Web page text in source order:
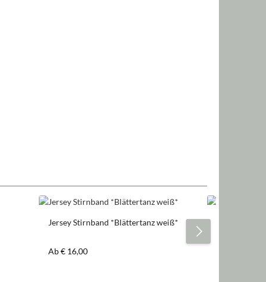
Jersey Stirnband *Blättertanz weiß*
Regulärer Preis:
Ab€ 16,00